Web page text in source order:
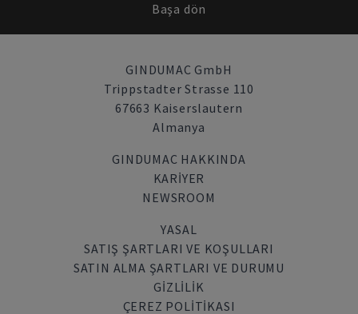
Başa dön
GINDUMAC GmbH
Trippstadter Strasse 110
67663 Kaiserslautern
Almanya
GINDUMAC HAKKINDA
KARIYER
NEWSROOM
YASAL
SATIŞ ŞARTLARI VE KOŞULLARI
SATIN ALMA ŞARTLARI VE DURUMU
GİZLİLİK
ÇEREZ POLITIKASI